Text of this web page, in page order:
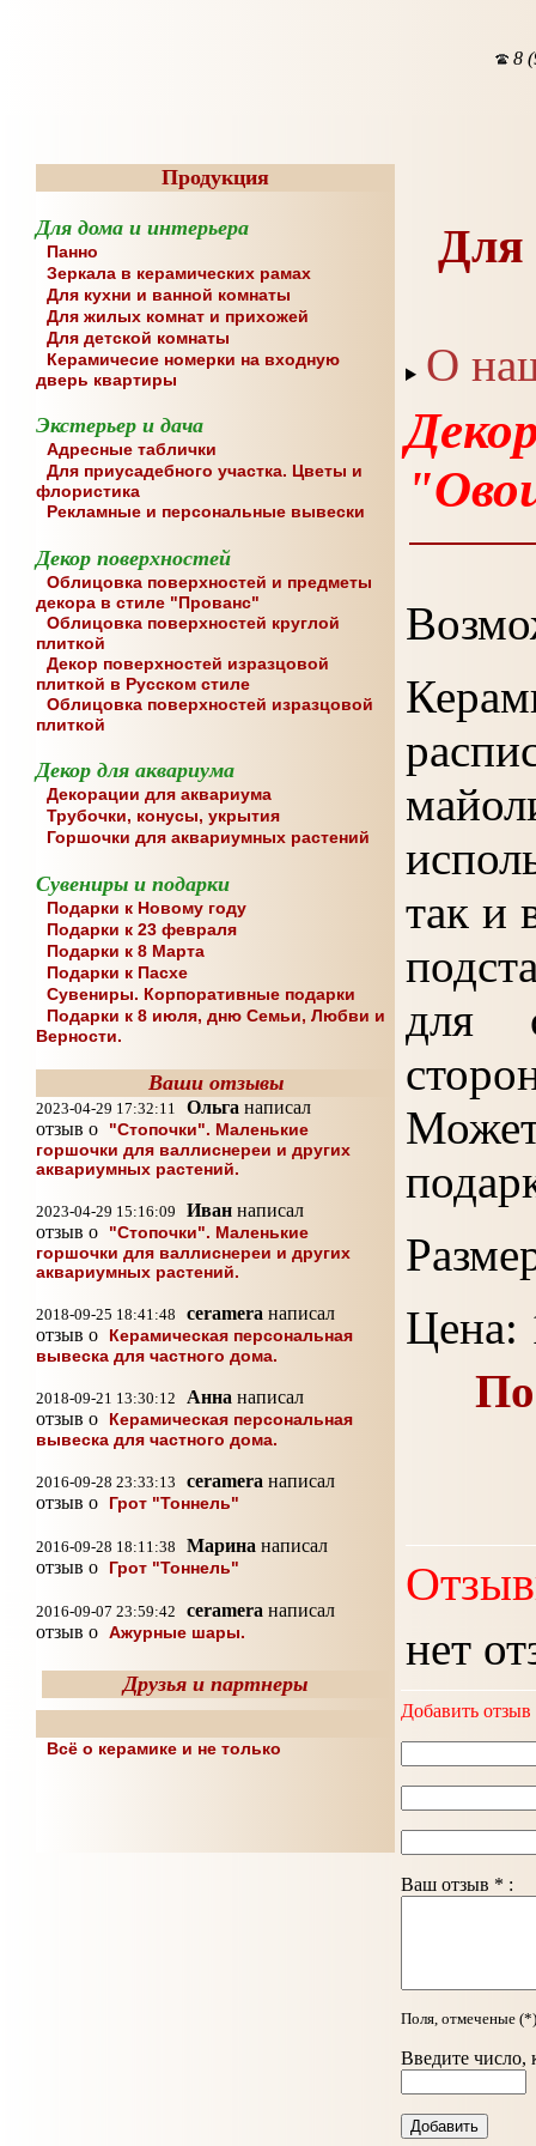
8
Продукция
Для дома и интерьера
Панно
Зеркала в керамических рамах
Для кухни и ванной комнаты
Для жилых комнат и прихожей
Для детской комнаты
Керамичесие номерки на входную
дверь квартиры
Экстерьер и дача
Адресные таблички
Для приусадебного участка. Цветы и
флористика
Рекламные и персональные вывески
Декор поверхностей
Облицовка поверхностей и предметы
декора в стиле "Прованс"
Облицовка поверхностей круглой
плиткой
Декор поверхностей изразцовой
плиткой в Русском стиле
Облицовка поверхностей изразцовой
плиткой
Декор для аквариума
Декорации для аквариума
Трубочки, конусы, укрытия
Горшочки для аквариумных растений
Сувениры и подарки
Подарки к Новому году
Подарки к 23 февраля
Подарки к 8 Марта
Подарки к Пасхе
Сувениры. Корпоративные подарки
Подарки к 8 июля, дню Семьи, Любви и
Верности.
Ваши отзывы
2023-04-29 17:32:11 Ольга написал
отзыв о
"Стопочки". Маленькие
горшочки для валлиснереи и других
аквариумных растений.
2023-04-29 15:16:09 Иван написал
отзыв о
"Стопочки". Маленькие
горшочки для валлиснереи и других
аквариумных растений.
2018-09-25 18:41:48 ceramera написал
отзыв о
Керамическая персональная
вывеска для частного дома.
2018-09-21 13:30:12 Анна написал
отзыв о
Керамическая персональная
вывеска для частного дома.
2016-09-28 23:33:13 ceramera написал
отзыв о
Грот "Тоннель"
2016-09-28 18:11:38 Марина написал
отзыв о
Грот "Тоннель"
2016-09-07 23:59:42 ceramera написал
отзыв о Ажурные шары.
Друзья и партнеры
Всё о керамике и не только
Для
О
так и
для
Цена:
нет
Добавить отзыв
Ваш отзыв * :
Поля, отмеченые
Введите число,